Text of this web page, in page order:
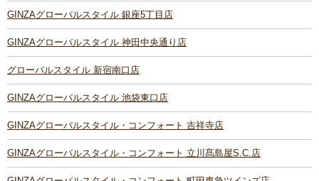
GINZAグローバルスタイル 銀座5丁目店
GINZAグローバルスタイル 神田中央通り店
グローバルスタイル 新宿南口店
GINZAグローバルスタイル 池袋東口店
GINZAグローバルスタイル・コンフォート 吉祥寺店
GINZAグローバルスタイル・コンフォート 立川髙島屋S.C.店